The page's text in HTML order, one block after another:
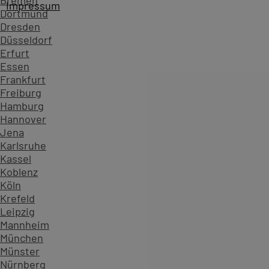
Dortmund
Dresden
Düsseldorf
Erfurt
Essen
Frankfurt
Freiburg
Hamburg
Hannover
Jena
Karlsruhe
Kassel
Koblenz
Köln
Krefeld
Leipzig
Mannheim
München
Münster
Nürnberg
Startseite
Zahlen, die Vertrauen schaffen - überzeugen Sie sich
234.593
Teilnehmende
904
Impressum